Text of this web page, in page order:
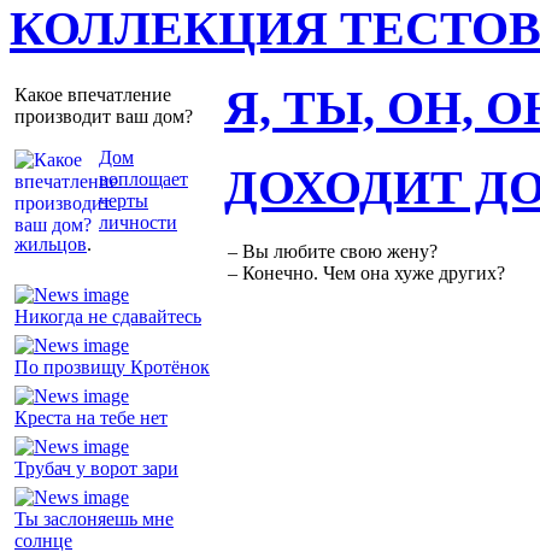
КОЛЛЕКЦИЯ ТЕСТОВ
Какое впечатление
производит ваш дом?
Дом
воплощает
черты
личности
жильцов.
Я, ТЫ, ОН,
Никогда не сдавайтесь
По прозвищу Кротёнок
Креста на тебе нет
Трубач у ворот зари
Ты заслоняешь мне
солнце
ДОХОДИТ
– Вы любите свою жену?
– Конечно. Чем она хуже других?